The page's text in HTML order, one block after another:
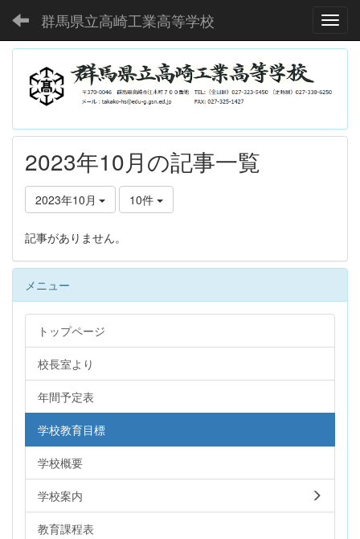
群馬県立高崎工業高等学校
2023年10月の記事一覧
2023年10月 10件
記事がありません。
メニュー
トップページ
校長室より
年間予定表
学校教育目標
学校概要
学校案内
教育課程表